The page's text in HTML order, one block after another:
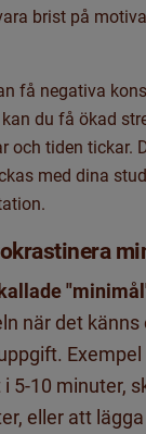
brist på
få negativa
du få ökad
och tiden tickar.
med dina
när det
i 5-10 minuter,
eller att